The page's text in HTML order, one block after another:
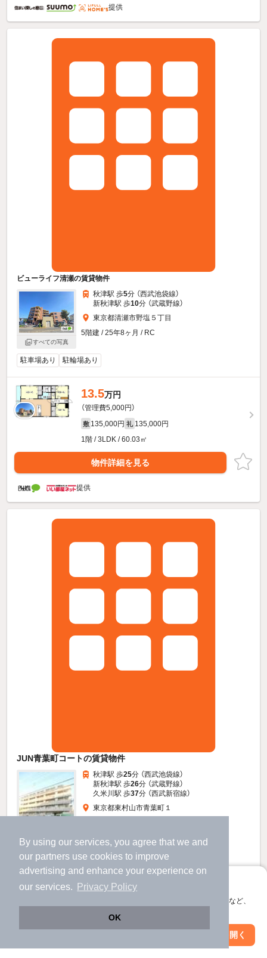
By using our services, you agree that we and
our partners use cookies to improve
advertising and enhance your experience on
our services.
Privacy Policy
OK
アプリに切り替えて、サクサクお部屋探し
会員登録なしですぐ使える。マップ検索やお気に入り保存など、
アプリを開く
提供
ビューライフ清瀬の賃貸物件
すべての写真
秋津駅 歩5分 （西武池袋線）
新秋津駅 歩10分 （武蔵野線）
東京都清瀬市野塩５丁目
5階建 / 25年8ヶ月 / RC
駐車場あり 駐輪場あり
13.5万円
（管理費5,000円）
敷 135,000円 礼 135,000円
1階 / 3LDK / 60.03㎡
物件詳細を見る
提供
JUN青葉町コートの賃貸物件
すべての写真
秋津駅 歩25分 （西武池袋線）
新秋津駅 歩26分 （武蔵野線）
久米川駅 歩37分 （西武新宿線）
東京都東村山市青葉町１
駐車場あり 駐輪場あり
9.2万円
（管理費8,000円）
4階 / 3LDK / 69.3㎡
絞り込み条件を変更